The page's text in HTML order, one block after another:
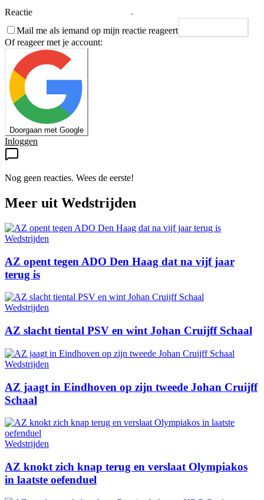
Reactie
Mail me als iemand op mijn reactie reageert
Of reageer met je account:
Doorgaan met Google
Inloggen
Nog geen reacties. Wees de eerste!
Meer uit Wedstrijden
Wedstrijden
AZ opent tegen ADO Den Haag dat na vijf jaar
terug is
Wedstrijden
AZ slacht tiental PSV en wint Johan Cruijff Schaal
Wedstrijden
AZ jaagt in Eindhoven op zijn tweede Johan Cruijff
Schaal
Wedstrijden
AZ knokt zich knap terug en verslaat Olympiakos
in laatste oefenduel